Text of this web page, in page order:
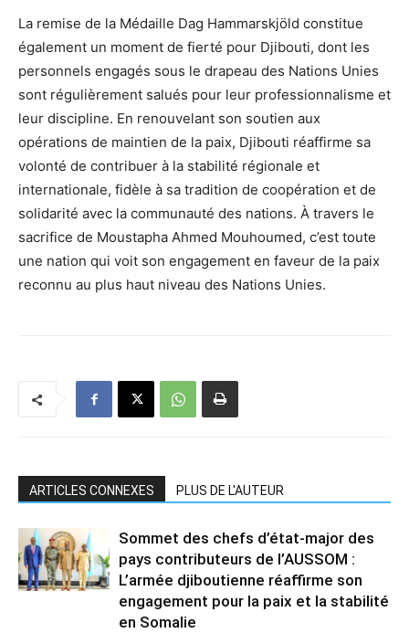
La remise de la Médaille Dag Hammarskjöld constitue
également un moment de fierté pour Djibouti, dont les
personnels engagés sous le drapeau des Nations Unies
sont régulièrement salués pour leur professionnalisme et
leur discipline. En renouvelant son soutien aux
opérations de maintien de la paix, Djibouti réaffirme sa
volonté de contribuer à la stabilité régionale et
internationale, fidèle à sa tradition de coopération et de
solidarité avec la communauté des nations. À travers le
sacrifice de Moustapha Ahmed Mouhoumed, c’est toute
une nation qui voit son engagement en faveur de la paix
reconnu au plus haut niveau des Nations Unies.
ARTICLES CONNEXES PLUS DE L'AUTEUR
Sommet des chefs d’état-major des
pays contributeurs de l’AUSSOM :
L’armée djiboutienne réaffirme son
engagement pour la paix et la stabilité
en Somalie